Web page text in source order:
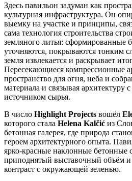
Здесь павильон задуман как
культурная инфраструктура. Он
выемку на участке и принципы,
сама технология строительства
земляного литья: сформированные
уточняются, покрываются тонким
земля извлекается и раскрывает
Пересекающиеся компрессионные
пространство для огня, неба и
материала и связывая архитектуру
источником сырья.
В число Highlight Projects вошёл
которого стала Helena Kalčić из
бетонная галерея, где природа
героем архитектурного опыта.
ярко-красные наклонные бетонные
приподнятый выставочный объём
контраст с окружающей зеленью.